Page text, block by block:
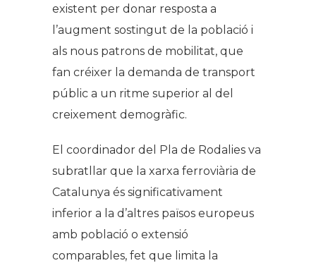
existent per donar resposta a
l’augment sostingut de la població i
als nous patrons de mobilitat, que
fan créixer la demanda de transport
públic a un ritme superior al del
creixement demogràfic.
El coordinador del Pla de Rodalies va
subratllar que la xarxa ferroviària de
Catalunya és significativament
inferior a la d’altres països europeus
amb població o extensió
comparables, fet que limita la